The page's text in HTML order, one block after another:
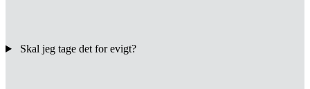
Skal jeg tage det for evigt?